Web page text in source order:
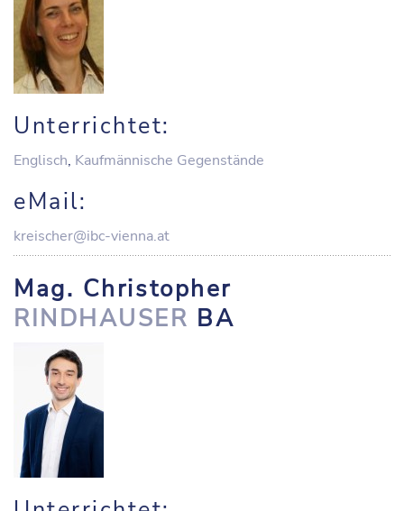
Unterrichtet:
Englisch, Kaufmännische Gegenstände
eMail:
kreischer@ibc-vienna.at
Mag. Christopher
RINDHAUSER BA